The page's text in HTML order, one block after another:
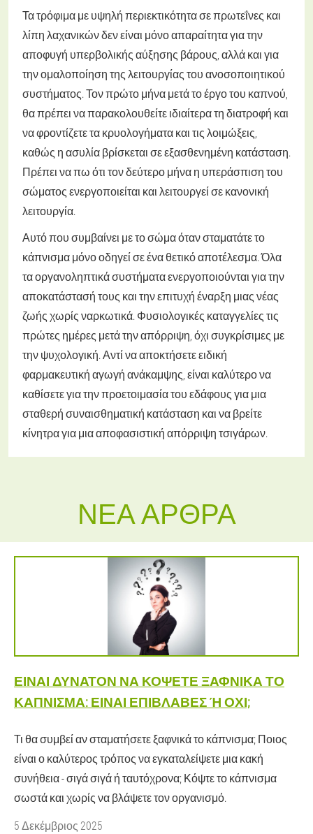
Τα τρόφιμα με υψηλή περιεκτικότητα σε πρωτεΐνες και
λίπη λαχανικών δεν είναι μόνο απαραίτητα για την
αποφυγή υπερβολικής αύξησης βάρους, αλλά και για
την ομαλοποίηση της λειτουργίας του ανοσοποιητικού
συστήματος. Τον πρώτο μήνα μετά το έργο του καπνού,
θα πρέπει να παρακολουθείτε ιδιαίτερα τη διατροφή και
να φροντίζετε τα κρυολογήματα και τις λοιμώξεις,
καθώς η ασυλία βρίσκεται σε εξασθενημένη κατάσταση.
Πρέπει να πω ότι τον δεύτερο μήνα η υπεράσπιση του
σώματος ενεργοποιείται και λειτουργεί σε κανονική
λειτουργία.
Αυτό που συμβαίνει με το σώμα όταν σταματάτε το
κάπνισμα μόνο οδηγεί σε ένα θετικό αποτέλεσμα. Όλα
τα οργανοληπτικά συστήματα ενεργοποιούνται για την
αποκατάστασή τους και την επιτυχή έναρξη μιας νέας
ζωής χωρίς ναρκωτικά. Φυσιολογικές καταγγελίες τις
πρώτες ημέρες μετά την απόρριψη, όχι συγκρίσιμες με
την ψυχολογική. Αντί να αποκτήσετε ειδική
φαρμακευτική αγωγή ανάκαμψης, είναι καλύτερο να
καθίσετε για την προετοιμασία του εδάφους για μια
σταθερή συναισθηματική κατάσταση και να βρείτε
κίνητρα για μια αποφασιστική απόρριψη τσιγάρων.
ΝΈΑ ΆΡΘΡΑ
ΕΊΝΑΙ ΔΥΝΑΤΌΝ ΝΑ ΚΌΨΕΤΕ ΞΑΦΝΙΚΆ ΤΟ
ΚΆΠΝΙΣΜΑ: ΕΊΝΑΙ ΕΠΙΒΛΑΒΈΣ Ή ΌΧΙ;
Τι θα συμβεί αν σταματήσετε ξαφνικά το κάπνισμα; Ποιος
είναι ο καλύτερος τρόπος να εγκαταλείψετε μια κακή
συνήθεια - σιγά σιγά ή ταυτόχρονα; Κόψτε το κάπνισμα
σωστά και χωρίς να βλάψετε τον οργανισμό.
5 Δεκέμβριος 2025